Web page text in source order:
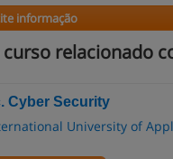
informação
relacionado
Cyber Security
University of